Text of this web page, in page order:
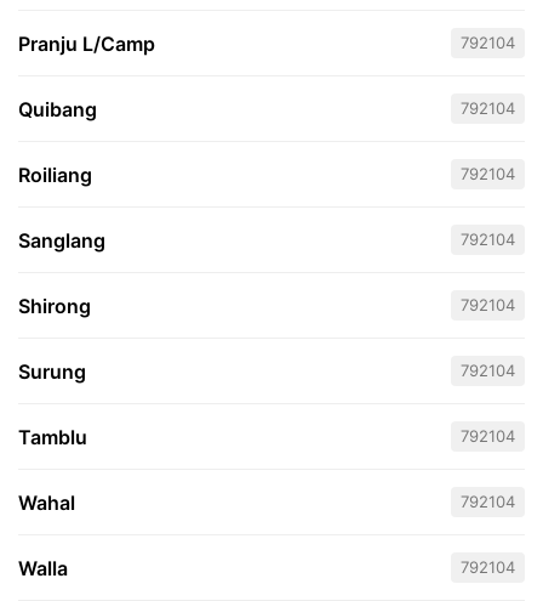
Pranju L/Camp 792104
Quibang 792104
Roiliang 792104
Sanglang 792104
Shirong 792104
Surung 792104
Tamblu 792104
Wahal 792104
Walla 792104